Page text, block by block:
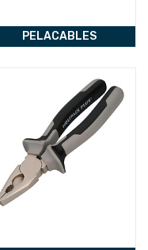
PELACABLES